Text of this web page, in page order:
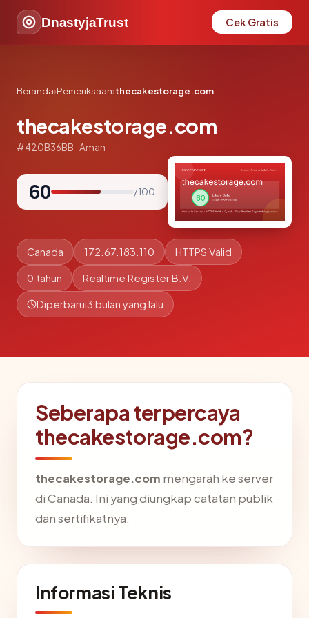
DnastyjaTrust Cek Gratis
Beranda›Pemeriksaan›thecakestorage.com
thecakestorage.com
#420B36BB · Aman
60 / 100
Canada 172.67.183.110 HTTPS Valid
0 tahun Realtime Register B.V.
Diperbarui3 bulan yang lalu
Seberapa terpercaya
thecakestorage.com?
thecakestorage.com mengarah ke server
di Canada. Ini yang diungkap catatan publik
dan sertifikatnya.
Informasi Teknis